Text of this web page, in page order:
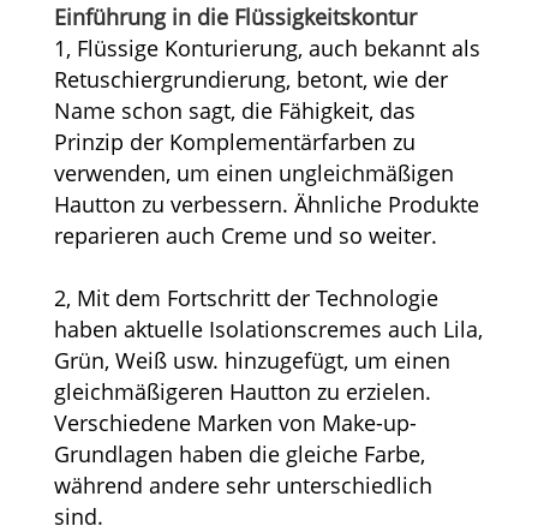
Einführung in die Flüssigkeitskontur
1, Flüssige Konturierung, auch bekannt als
Retuschiergrundierung, betont, wie der
Name schon sagt, die Fähigkeit, das
Prinzip der Komplementärfarben zu
verwenden, um einen ungleichmäßigen
Hautton zu verbessern. Ähnliche Produkte
reparieren auch Creme und so weiter.
2, Mit dem Fortschritt der Technologie
haben aktuelle Isolationscremes auch Lila,
Grün, Weiß usw. hinzugefügt, um einen
gleichmäßigeren Hautton zu erzielen.
Verschiedene Marken von Make-up-
Grundlagen haben die gleiche Farbe,
während andere sehr unterschiedlich
sind.